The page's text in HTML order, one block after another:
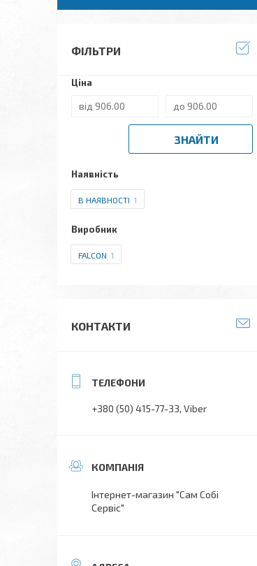
ФІЛЬТРИ
Ціна
ЗНАЙТИ
Наявність
В НАЯВНОСТІ 1
Виробник
FALCON 1
КОНТАКТИ
+380 (50) 415-77-33 Viber
Інтернет-магазин "Сам Собі
Сервіс"